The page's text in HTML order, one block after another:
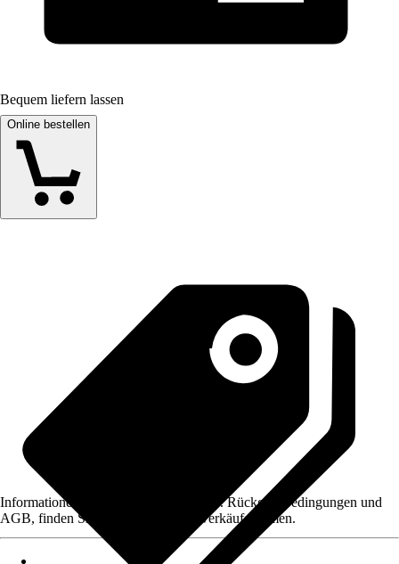
Bequem liefern lassen
Online bestellen
Informationen des Verkäufers, wie z. B. Rückgabebedingungen und
AGB, finden Sie bei Klick auf den Verkäufernamen.